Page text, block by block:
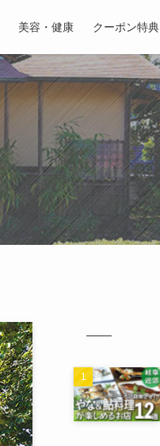
美容・健康 クーポン特典